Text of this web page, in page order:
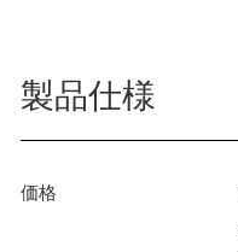
製品仕様
価格